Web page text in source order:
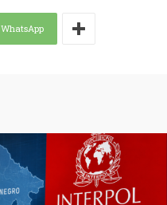
WhatsApp